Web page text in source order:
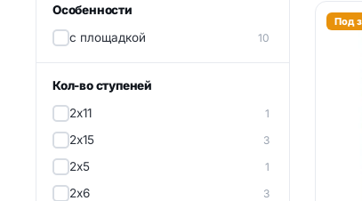
Особенности
с площадкой
10
Кол-во ступеней
2х11
1
2х15 3
2х5 1
2х6 3
Под